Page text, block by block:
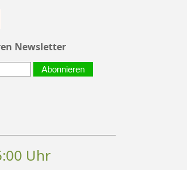
Newsletter
Abonnieren
Uhr